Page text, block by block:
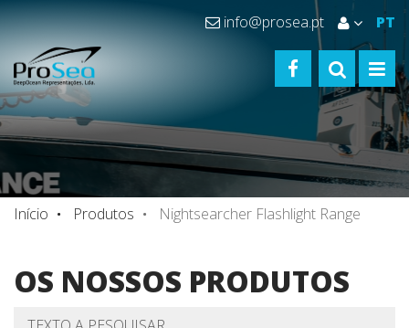
info@prosea.pt PT
FACEBOOK
TOGGLE
Início Produtos Nightsearcher Flashlight Range
OS NOSSOS PRODUTOS